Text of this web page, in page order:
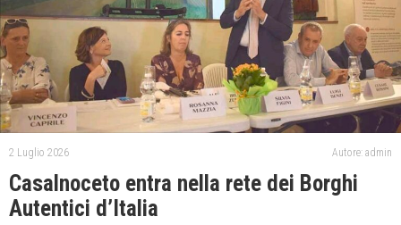
2 Luglio 2026 Autore: admin
Casalnoceto entra nella rete dei Borghi
Autentici d’Italia